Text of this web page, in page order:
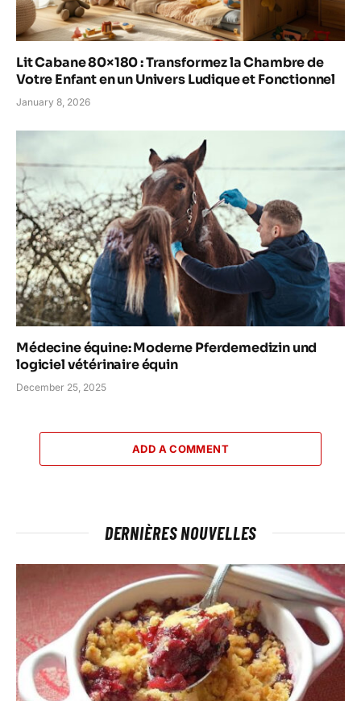
Lit Cabane 80×180 : Transformez la Chambre de
Votre Enfant en un Univers Ludique et Fonctionnel
January 8, 2026
Médecine équine: Moderne Pferdemedizin und
logiciel vétérinaire équin
December 25, 2025
ADD A COMMENT
DERNIÈRES NOUVELLES